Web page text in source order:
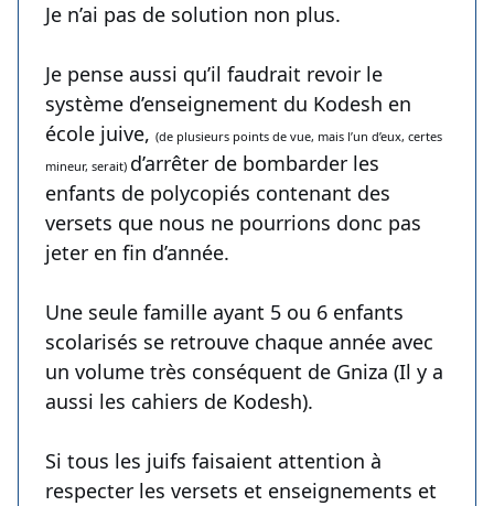
Je n’ai pas de solution non plus.
Je pense aussi qu’il faudrait revoir le
système d’enseignement du Kodesh en
école juive, (de plusieurs points de vue, mais l’un d’eux, certes
mineur, serait) d’arrêter de bombarder les
enfants de polycopiés contenant des
versets que nous ne pourrions donc pas
jeter en fin d’année.
Une seule famille ayant 5 ou 6 enfants
scolarisés se retrouve chaque année avec
un volume très conséquent de Gniza (Il y a
aussi les cahiers de Kodesh).
Si tous les juifs faisaient attention à
respecter les versets et enseignements et